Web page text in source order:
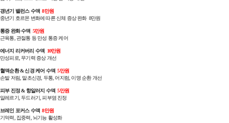
갱년기 밸런스 수액 8만원
중년기 호르몬 변화에 따른 신체 증상 완화 8만원
통증 완화 수액 5만원
근육통, 관절통 등 만성 통증 케어
에너지 리커버리 수액
10만원
만성피로, 무기력 증상 개선
혈액순환 & 신경 케어 수액 5만원
손발 저림, 말초신경, 두통, 어지럼, 이명 순환 개선
피부 진정 & 항알러지 수액 5만원
알레르기, 두드러기, 피부염 진정
브레인 포커스 수액 8만원
기억력, 집중력, 뇌기능 활성화